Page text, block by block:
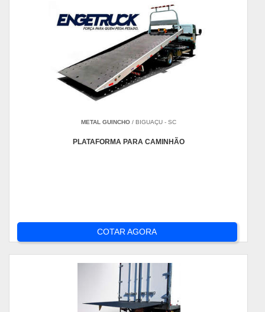
METAL GUINCHO/ BIGUAÇU - SC
PLATAFORMA PARA CAMINHÃO
COTAR AGORA